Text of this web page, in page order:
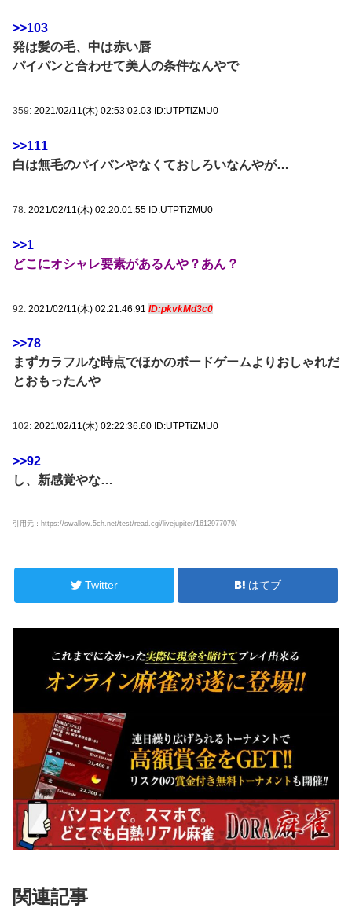
>>103
発は髪の毛、中は赤い唇
パイパンと合わせて美人の条件なんやで
359: 2021/02/11(木) 02:53:02.03 ID:UTPTiZMU0
>>111
白は無毛のパイパンやなくておしろいなんやが…
78: 2021/02/11(木) 02:20:01.55 ID:UTPTiZMU0
>>1
どこにオシャレ要素があるんや？あん？
92: 2021/02/11(木) 02:21:46.91 ID:pkvkMd3c0
>>78
まずカラフルな時点でほかのボードゲームよりおしゃれだ
とおもったんや
102: 2021/02/11(木) 02:22:36.60 ID:UTPTiZMU0
>>92
し、新感覚やな…
引用元：https://swallow.5ch.net/test/read.cgi/livejupiter/1612977079/
Twitter はてブ
関連記事